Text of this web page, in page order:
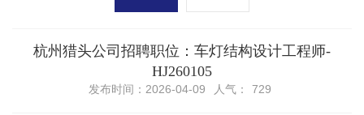
杭州猎头公司招聘职位：车灯结构设计工程师-
HJ260105
发布时间：2026-04-09 人气： 729